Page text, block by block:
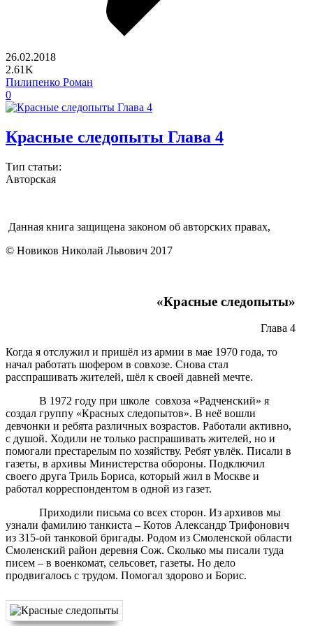
26.02.2018
2.61K
Пилипенко Роман
0
Красные следопыты Глава 4
Тип статьи:
Авторская
Данная книга защищена законом об авторских правах,
© Новиков Николай Львович 2017
«Красные следопыты»
Глава 4
Когда я отслужил и пришёл из армии в мае 1970 года, то
начал работать шофером в совхозе. Снова стал
расспрашивать жителей, шёл к своей давней мечте.
В 1972 году при школе совхоза «Радченский» я
создал группу «Красных следопытов». В неё вошли
девчонки и ребята различных возрастов. Работали активно,
с душой. Ходили не только распрашивать жителей, но и
помогали престарелым по хозяйству. Ребят увлёк. Писали в
газеты, в архивы Министерства обороны. Подключил
своего друга Триль Бориса, который жил в Москве и
работал корреспондентом в одной из газет.
Приходили письма со всех сторон. Из архивов мы
узнали фамилию танкиста – Котов Александр Трифонович
из 315-ой танковой бригады. Родом из Смоленской области
Смоленский район деревня Сож. Сколько мы писали туда
писем – в военкомат, сельсовет, газеты. Но дело
продвигалось с трудом. Помогал здорово и Борис.